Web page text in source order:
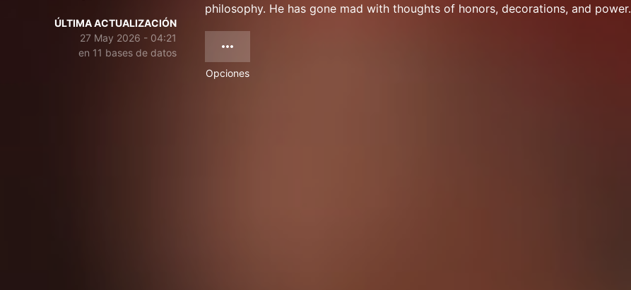
ÚLTIMA ACTUALIZACIÓN
27 May 2026 - 04:21
en 11 bases de datos
philosophy. He has gone mad with thoughts of honors, decorations, and power.
Opciones